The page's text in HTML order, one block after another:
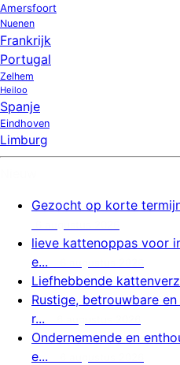
Amersfoort
Nuenen
Frankrijk
Portugal
Zelhem
Heiloo
Spanje
Eindhoven
Limburg
Gezocht op korte
lieve kattenoppas voor
e...
Liefhebbende
Rustige, betrouwbare
r...
Ondernemende en
e...